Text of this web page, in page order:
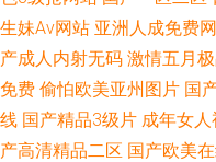
脸视频9色 91色狼导航 国产VA
韩日三级网站 91官方网页 成人
人爽 最新网址av 内射美女九色
生妹Av网站 亚洲人成免费
产成人内射无码 激情五月
免费 偷怕欧美亚州图片 国
线 国产精品3级片 成年女人
产高清精品二区 国产欧美